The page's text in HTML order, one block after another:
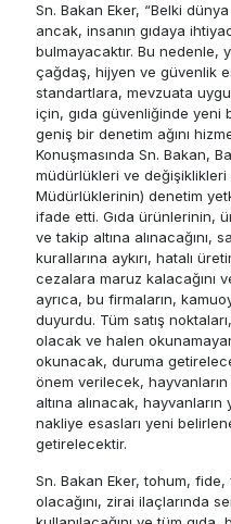
Sn. Bakan Eker, “Belki
ancak, insanın gıdaya
bulmayacaktır. Bu nedenle,
çağdaş, hijyen ve güvenlik
standartlara, mevzuata
için, gıda güvenliğinde yeni
geniş bir denetim ağını
Konuşmasında Sn. Bakan,
müdürlükleri ve değişiklikleri
Müdürlüklerinin) denetim
ifade etti. Gıda ürünlerinin,
ve takip altına alınacağını,
kurallarına aykırı, hatalı
cezalara maruz kalacağını
ayrıca, bu firmaların,
duyurdu. Tüm satış
olacak ve halen
okunacak, duruma
önem verilecek,
altına alınacak,
nakliye esasları yeni
getirelecektir.
Sn. Bakan Eker, tohum, fide,
olacağını, zirai ilaçlarında